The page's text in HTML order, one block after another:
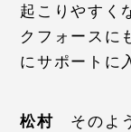
起こりやすく
クフォースに
にサポートに
松村 そのよ